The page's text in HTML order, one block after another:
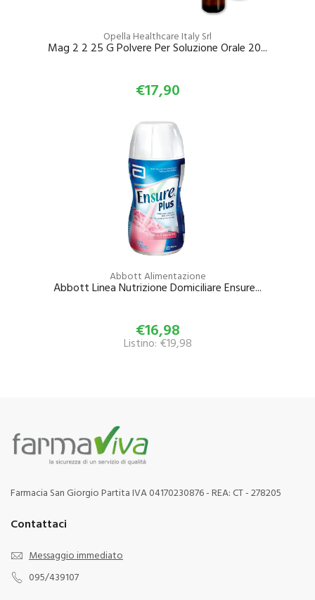
Opella Healthcare Italy Srl
Mag 2 2 25 G Polvere Per Soluzione Orale 20...
€17,90
Abbott Alimentazione
Abbott Linea Nutrizione Domiciliare Ensure...
€16,98
Listino: €19,98
Farmacia San Giorgio Partita IVA 04170230876 - REA: CT - 278205
Contattaci
Messaggio immediato
095/439107